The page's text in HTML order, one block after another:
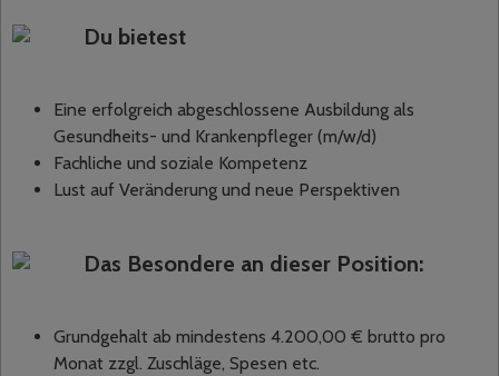
Du bietest
Eine erfolgreich abgeschlossene Ausbildung als
Gesundheits- und Krankenpfleger (m/w/d)
Fachliche und soziale Kompetenz
Lust auf Veränderung und neue Perspektiven
Das Besondere an dieser Position:
Grundgehalt ab mindestens 4.200,00 € brutto pro
Monat zzgl. Zuschläge, Spesen etc.